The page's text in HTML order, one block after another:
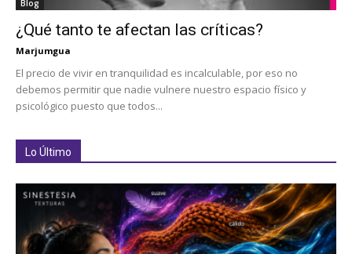
Blog
¿Qué tanto te afectan las críticas?
Marjumgua
El precio de vivir en tranquilidad es incalculable, por eso no
debemos permitir que nadie vulnere nuestro espacio físico y
psicológico puesto que todos...
Lo Último